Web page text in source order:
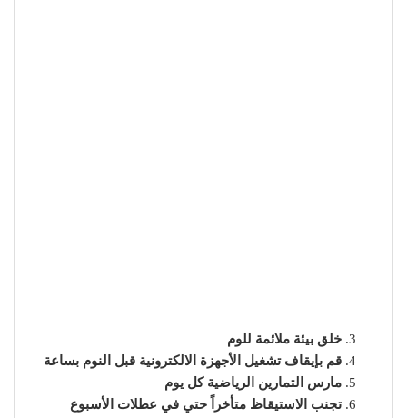
خلق بيئة ملائمة للوم
قم بإيقاف تشغيل الأجهزة الالكترونية قبل النوم بساعة
مارس التمارين الرياضية كل يوم
تجنب الاستيقاظ متأخراً حتي في عطلات الأسبوع